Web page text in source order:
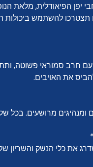
יפן הפיאודלית, מלאת
להשתמש ביכולות
חרב סמוראי פשוטה,
את האויבים.
ומנהיגים מרושעים.
את כלי הנשק והשריון